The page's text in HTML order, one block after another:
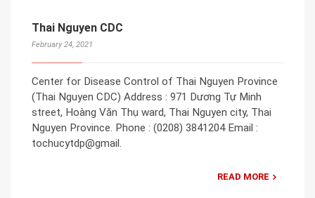
Thai Nguyen CDC
February 24, 2021
Center for Disease Control of Thai Nguyen Province
(Thai Nguyen CDC) Address : 971 Dương Tự Minh
street, Hoàng Văn Thụ ward, Thai Nguyen city, Thai
Nguyen Province. Phone : (0208) 3841204 Email :
tochucytdp@gmail.
READ MORE